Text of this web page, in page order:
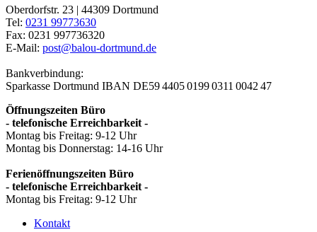
Oberdorfstr. 23 | 44309 Dortmund
Tel: 0231 99773630
Fax: 0231 997736320
E-Mail: post@balou-dortmund.de
Bankverbindung:
Sparkasse Dortmund IBAN DE59 4405 0199 0311 0042 47
Öffnungszeiten Büro
- telefonische Erreichbarkeit -
Montag bis Freitag: 9-12 Uhr
Montag bis Donnerstag: 14-16 Uhr
Ferienöffnungszeiten Büro
- telefonische Erreichbarkeit -
Montag bis Freitag: 9-12 Uhr
Kontakt